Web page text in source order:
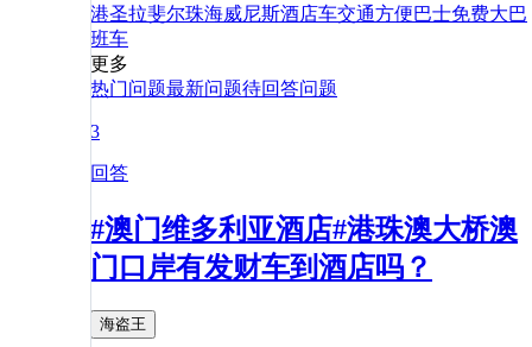
港圣拉斐尔珠海威尼斯酒店车交通方便巴士免费大巴
班车
更多
热门问题最新问题待回答问题
3
回答
#澳门维多利亚酒店#港珠澳大桥澳
门口岸有发财车到酒店吗？
海盗王